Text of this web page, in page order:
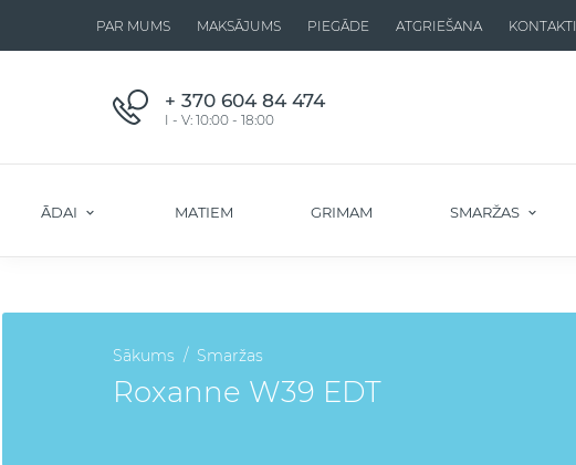
PAR MUMS MAKSĀJUMS PIEGĀDE ATGRIEŠANA KONTAKTI
+ 370 604 84 474
I - V: 10:00 - 18:00
ĀDAI MATIEM GRIMAM SMARŽAS
Sākums Smaržas
Roxanne W39 EDT